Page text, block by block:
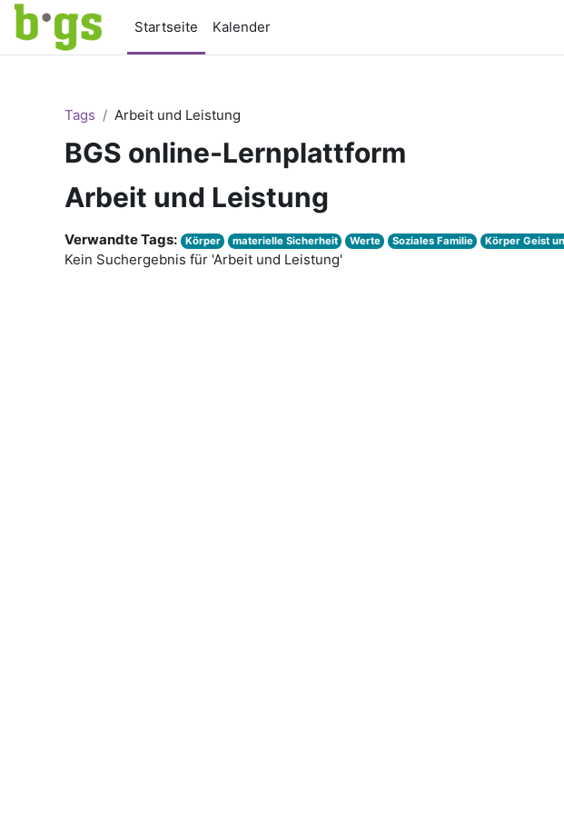
Zum Hauptinhalt
Startseite
Kalender
Tags Arbeit und Leistung
BGS online-Lernplattform
Arbeit und Leistung
Verwandte Tags: Körper materielle Sicherheit Werte Soziales Familie Körper Geist
Kein Suchergebnis für 'Arbeit und Leistung'